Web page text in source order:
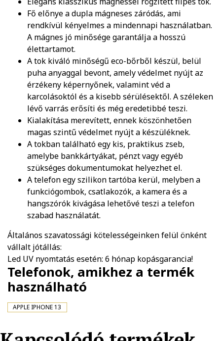
Fő előnye a dupla mágneses záródás, ami
rendkívül kényelmes a mindennapi használatban.
A mágnes jó minősége garantálja a hosszú
élettartamot.
A tok kiváló minőségű eco-bőrből készül, belül
puha anyaggal bevont, amely védelmet nyújt az
érzékeny képernyőnek, valamint véd a
karcolásoktól és a kisebb sérülésektől. A széleken
lévő varrás erősíti és még eredetibbé teszi.
Kialakítása merevített, ennek köszönhetően
magas szintű védelmet nyújt a készüléknek.
A tokban található egy kis, praktikus zseb,
amelybe bankkártyákat, pénzt vagy egyéb
szükséges dokumentumokat helyezhet el.
A telefon egy szilikon tartóba kerül, melyben a
funkciógombok, csatlakozók, a kamera és a
hangszórók kivágása lehetővé teszi a telefon
szabad használatát.
Általános szavatossági kötelességeinken felül önként
vállalt jótállás:
Led UV nyomtatás esetén: 6 hónap kopásgarancia!
Telefonok, amikhez a termék
használható
APPLE IPHONE 13